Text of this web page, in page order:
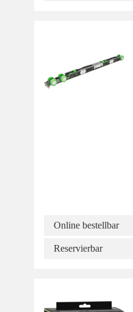
Online bestellbar
Reservierbar